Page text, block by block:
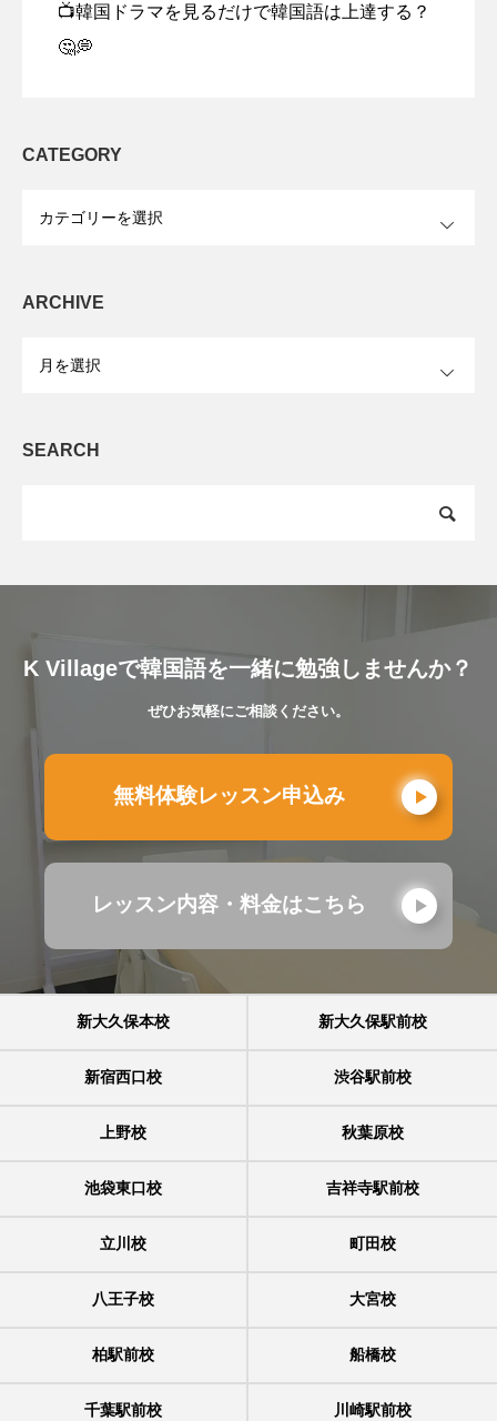
📺韓国ドラマを見るだけで韓国語は上達する？
🤔💭
CATEGORY
ARCHIVE
SEARCH
K Villageで韓国語を一緒に勉強しませんか？
ぜひお気軽にご相談ください。
無料体験レッスン申込み
レッスン内容・料金はこちら
新大久保本校 新大久保駅前校
新宿西口校 渋谷駅前校
上野校 秋葉原校
池袋東口校 吉祥寺駅前校
立川校 町田校
八王子校 大宮校
柏駅前校 船橋校
千葉駅前校 川崎駅前校